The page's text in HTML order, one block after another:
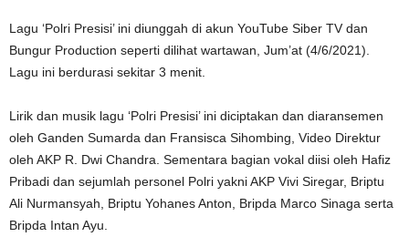
Lagu ‘Polri Presisi’ ini diunggah di akun YouTube Siber TV dan
Bungur Production seperti dilihat wartawan, Jum’at (4/6/2021).
Lagu ini berdurasi sekitar 3 menit.
Lirik dan musik lagu ‘Polri Presisi’ ini diciptakan dan diaransemen
oleh Ganden Sumarda dan Fransisca Sihombing, Video Direktur
oleh AKP R. Dwi Chandra. Sementara bagian vokal diisi oleh Hafiz
Pribadi dan sejumlah personel Polri yakni AKP Vivi Siregar, Briptu
Ali Nurmansyah, Briptu Yohanes Anton, Bripda Marco Sinaga serta
Bripda Intan Ayu.